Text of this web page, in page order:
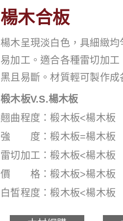
楊木合板
楊木呈現淡白色，具細緻
易加工。適合各種雷切加
黑且易斷。材質輕可製作成
椴木板V.S.楊木板
翹曲程度：椴木板<楊木板
強 度：椴木板=楊木板
雷切加工：椴木板<楊木板
價 格：椴木板>楊木板
白皙程度：椴木板<楊木板